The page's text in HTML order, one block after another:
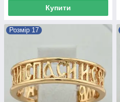
Купити
Розмір 17